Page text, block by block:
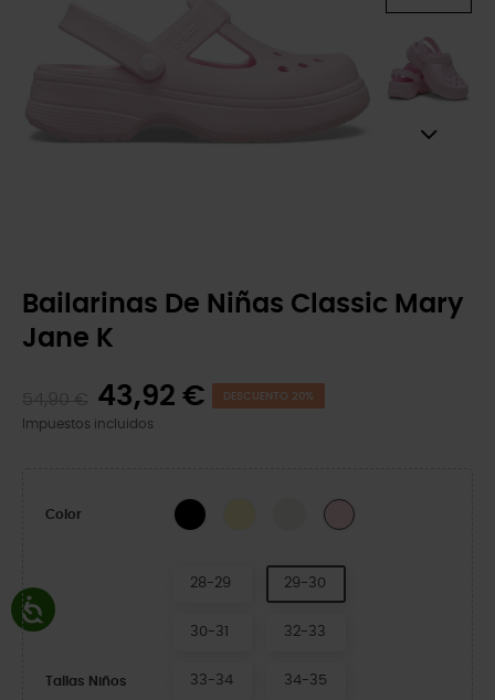
Bailarinas De Niñas Classic Mary
Jane K
43,92 € DESCUENTO 20%
Impuestos incluidos
Color Black Pink Milk
Tallas Niños
28-29 29-30
30-31 32-33
33-34 34-35